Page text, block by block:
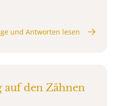
und Antworten lesen
auf den Zähnen